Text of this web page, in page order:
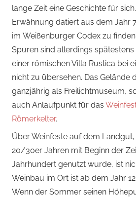
lange Zeit eine Geschichte für
Erwähnung datiert aus dem Jahr
im Weißenburger Codex zu
Spuren sind allerdings
einer römischen Villa Rustica bei
nicht zu übersehen. Das Gelände
ganzjährig als Freilichtmuseum,
auch Anlaufpunkt für das
Römerkelter.
Über Weinfeste auf dem
20/30er Jahren mit Beginn der
Jahrhundert genutzt wurde, ist
Weinbau im Ort ist ab dem Jahr
Wenn der Sommer seinen